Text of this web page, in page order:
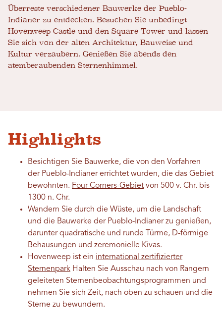
Überreste verschiedener Bauwerke der Pueblo-
Indianer zu entdecken. Besuchen Sie unbedingt
Hovenweep Castle und den Square Tower und lassen
Sie sich von der alten Architektur, Bauweise und
Kultur verzaubern. Genießen Sie abends den
atemberaubenden Sternenhimmel.
Highlights
Besichtigen Sie Bauwerke, die von den Vorfahren
der Pueblo-Indianer errichtet wurden, die das Gebiet
bewohnten. Four Corners-Gebiet von 500 v. Chr. bis
1300 n. Chr.
Wandern Sie durch die Wüste, um die Landschaft
und die Bauwerke der Pueblo-Indianer zu genießen,
darunter quadratische und runde Türme, D-förmige
Behausungen und zeremonielle Kivas.
Hovenweep ist ein international zertifizierter
Sternenpark Halten Sie Ausschau nach von Rangern
geleiteten Sternenbeobachtungsprogrammen und
nehmen Sie sich Zeit, nach oben zu schauen und die
Sterne zu bewundern.